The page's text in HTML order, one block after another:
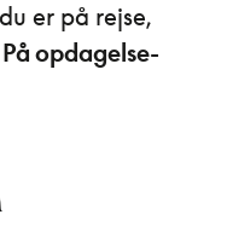
er på rejse,
På opdagelse-